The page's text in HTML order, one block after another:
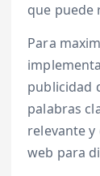
que puede
Para
publicidad
palabras
relevante
web para